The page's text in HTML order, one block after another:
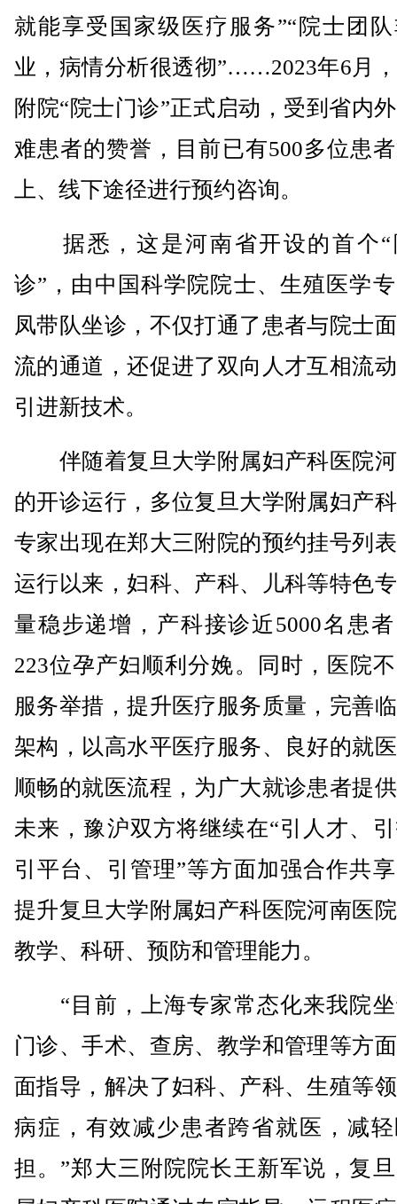
就能享受国家级医疗服务”“院士团
业，病情分析很透彻”……2023年6月
附院“院士门诊”正式启动，受到省内
难患者的赞誉，目前已有500多位患
上、线下途径进行预约咨询。
据悉，这是河南省开设的首个“
诊”，由中国科学院院士、生殖医学
凤带队坐诊，不仅打通了患者与院士
流的通道，还促进了双向人才互相流
引进新技术。
伴随着复旦大学附属妇产科医院
的开诊运行，多位复旦大学附属妇产
专家出现在郑大三附院的预约挂号列
运行以来，妇科、产科、儿科等特色
量稳步递增，产科接诊近5000名患
223位孕产妇顺利分娩。同时，医院
服务举措，提升医疗服务质量，完善
架构，以高水平医疗服务、良好的就
顺畅的就医流程，为广大就诊患者提
未来，豫沪双方将继续在“引人才、
引平台、引管理”等方面加强合作共
提升复旦大学附属妇产科医院河南医
教学、科研、预防和管理能力。
“目前，上海专家常态化来我院坐
门诊、手术、查房、教学和管理等方
面指导，解决了妇科、产科、生殖等
病症，有效减少患者跨省就医，减
担。”郑大三附院院长王新军说，复